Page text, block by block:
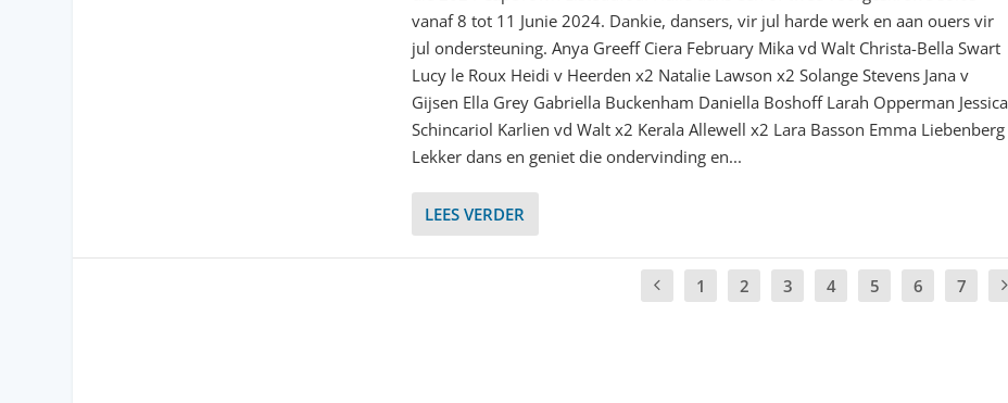
vanaf 8 tot 11 Junie 2024. Dankie, dansers, vir jul harde werk en aan ouers vir
jul ondersteuning. Anya Greeff Ciera February Mika vd Walt Christa-Bella Swart
Lucy le Roux Heidi v Heerden x2 Natalie Lawson x2 Solange Stevens Jana v
Gijsen Ella Grey Gabriella Buckenham Daniella Boshoff Larah Opperman Jessica
Schincariol Karlien vd Walt x2 Kerala Allewell x2 Lara Basson Emma Liebenberg
Lekker dans en geniet die ondervinding en...
LEES VERDER
1 2 3 4 5 6 7